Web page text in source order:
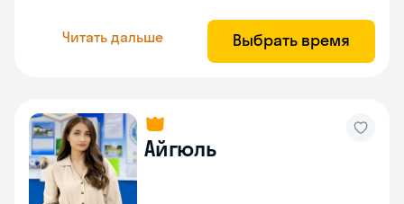
Читать дальше Выбрать время
Айгюль